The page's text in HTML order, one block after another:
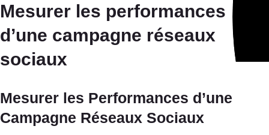
Mesurer les performances
d’une campagne réseaux
sociaux
Mesurer les Performances d’une
Campagne Réseaux Sociaux